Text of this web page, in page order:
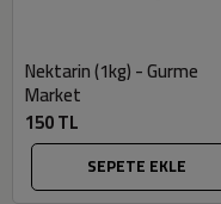
Nektarin (1kg) - Gurme
Market
150 TL
SEPETE EKLE